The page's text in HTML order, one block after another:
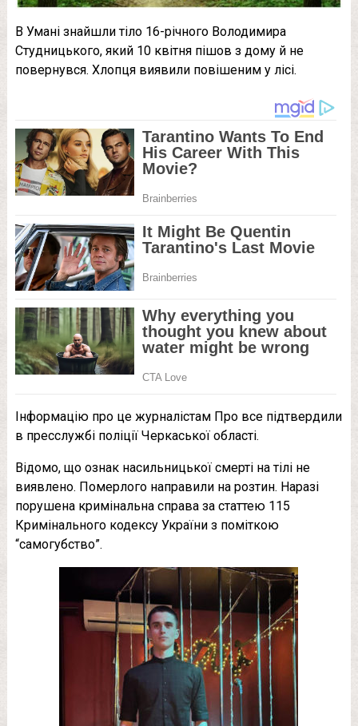
В Умані знайшли тіло 16-річного Володимира
Студницького, який 10 квітня пішов з дому й не
повернувся. Хлопця виявили повішеним у лісі.
Інформацію про це журналістам Про все підтвердили
в пресслужбі поліції Черкаської області.
Відомо, що ознак насильницької смерті на тілі не
виявлено. Померлого направили на розтин. Наразі
порушена кримінальна справа за статтею 115
Кримінального кодексу України з поміткою
“самогубство”.